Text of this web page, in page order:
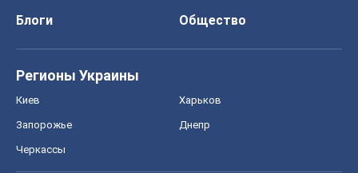
Блоги
Общество
Регионы Украины
Киев Харьков
Запорожье Днепр
Черкассы